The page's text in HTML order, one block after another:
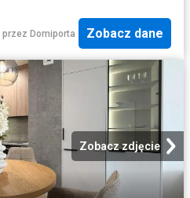
przez Domiporta Zobacz dane
Zobacz zdjęcie